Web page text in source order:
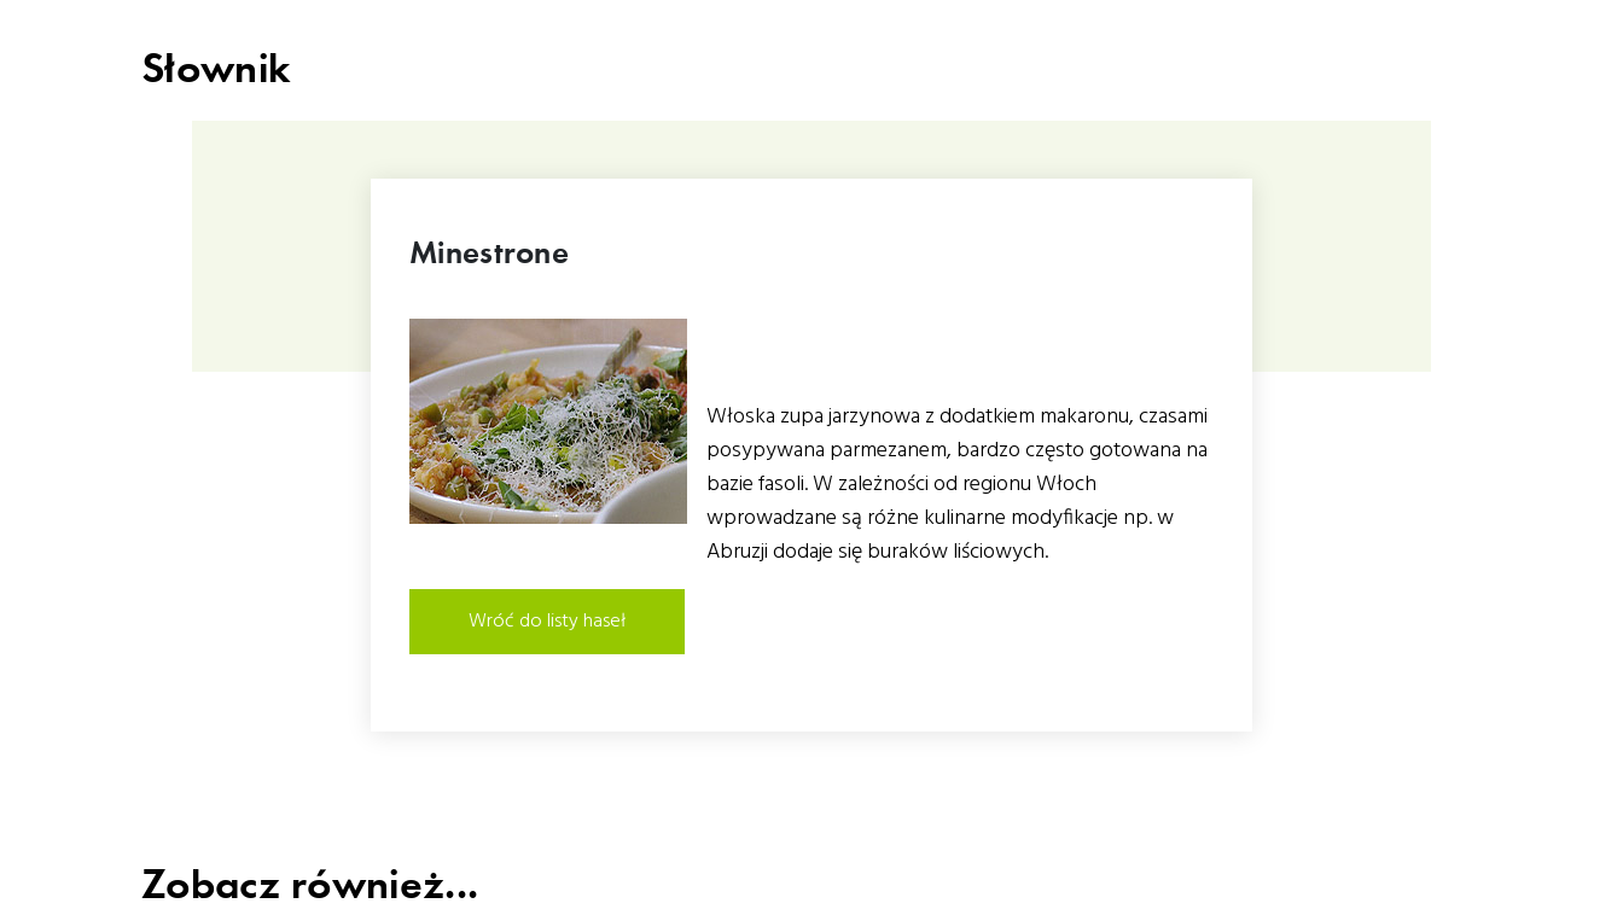
Słownik
Minestrone
Włoska zupa jarzynowa z dodatkiem makaronu, czasami
posypywana parmezanem, bardzo często gotowana na
bazie fasoli. W zależności od regionu Włoch
wprowadzane są różne kulinarne modyfikacje np. w
Abruzji dodaje się buraków liściowych.
Wróć do listy haseł
Zobacz również...